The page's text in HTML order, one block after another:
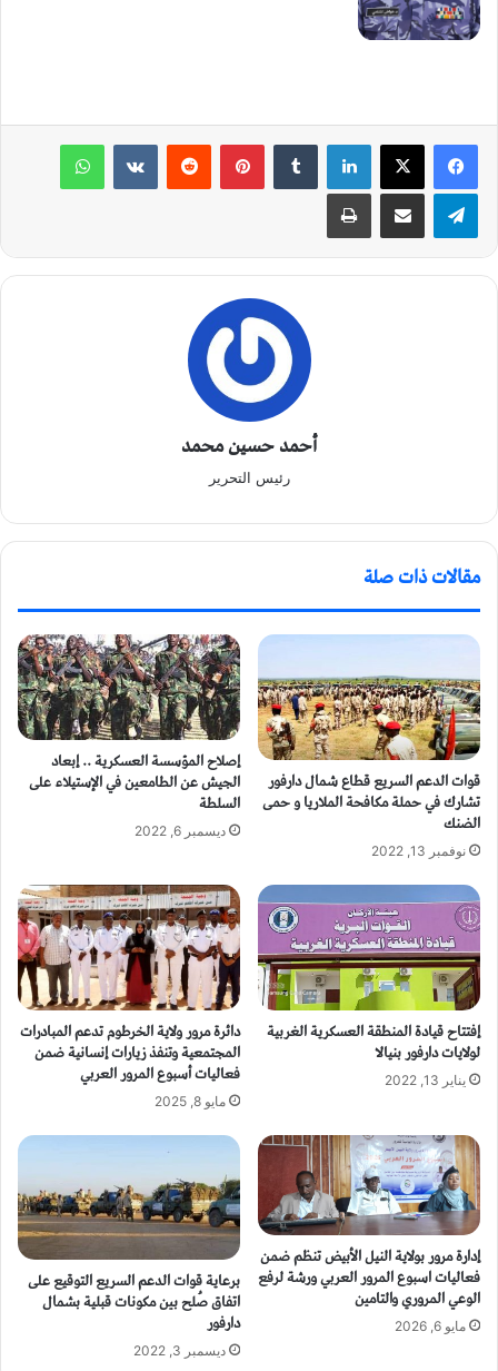
لينكدإن بينتيريست
أحمد حسين محمد
رئيس التحرير
مقالات ذات صلة
قوات الدعم السريع قطاع شمال دارفور
تشارك في حملة مكافحة الملاريا و حمى
الضنك
نوفمبر 13, 2022
إصلاح المؤسسة العسكرية .. إبعاد
الجيش عن الطامعين في الإستيلاء على
السلطة
ديسمبر 6, 2022
إفتتاح قيادة المنطقة العسكرية الغربية
لولايات دارفور بنيالا
يناير 13, 2022
دائرة مرور ولاية الخرطوم تدعم المبادرات
المجتمعية وتنفذ زيارات إنسانية ضمن
فعاليات أسبوع المرور العربي
مايو 8, 2025
إدارة مرور بولاية النيل الأبيض تنظم ضمن
فعاليات اسبوع المرور العربي ورشة لرفع
الوعي المروري والتامين
مايو 6, 2026
برعاية قوات الدعم السريع التوقيع على
اتفاق صُلح بين مكونات قبلية بشمال
دارفور
ديسمبر 3, 2022